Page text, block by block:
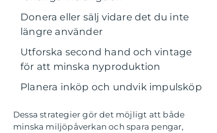
Donera eller sälj vidare det du inte
längre använder
Utforska second hand och vintage
för att minska nyproduktion
Planera inköp och undvik impulsköp
Dessa strategier gör det möjligt att både
minska miljöpåverkan och spara pengar,